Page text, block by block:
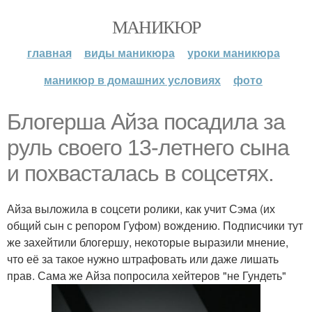
МАНИКЮР
главная виды маникюра
уроки маникюра
маникюр в домашних условиях
фото
Блогерша Айза посадила за
руль своего 13-летнего сына
и похвасталась в соцсетях.
Айза выложила в соцсети ролики, как учит Сэма (их
общий сын с репором Гуфом) вождению. Подписчики тут
же захейтили блогершу, некоторые выразили мнение,
что её за такое нужно штрафовать или даже лишать
прав. Сама же Айза попросила хейтеров "не Гундеть"